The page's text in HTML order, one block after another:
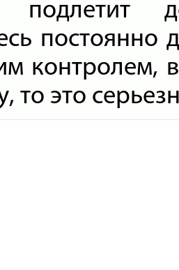
подлетит
контролем,
то это